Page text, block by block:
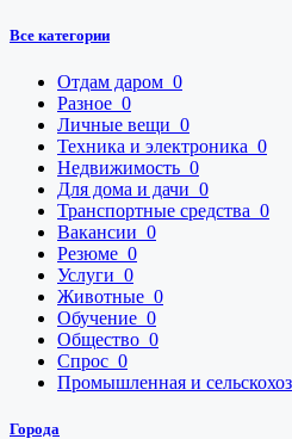
Все категории
Отдам даром 0
Разное 0
Личные вещи 0
Техника и электроника 0
Недвижимость 0
Для дома и дачи 0
Транспортные средства 0
Вакансии 0
Резюме 0
Услуги 0
Животные 0
Обучение 0
Общество 0
Спрос 0
Промышленная и
Города